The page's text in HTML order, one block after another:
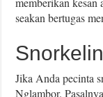
seakan bertugas
Jika Anda pecinta
Nglambor.